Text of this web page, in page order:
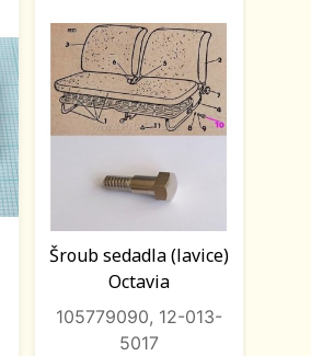
Šroub sedadla (lavice)
Octavia
105779090, 12-013-
5017